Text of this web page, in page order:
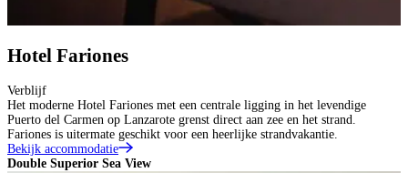
Hotel Fariones
Verblijf
Het moderne Hotel Fariones met een centrale ligging in het levendige
Puerto del Carmen op Lanzarote grenst direct aan zee en het strand.
Fariones is uitermate geschikt voor een heerlijke strandvakantie.
Bekijk accommodatie
Double Superior Sea View